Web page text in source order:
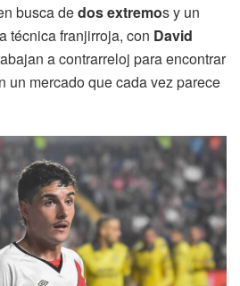
busca dedos extremos y un
técnica franjirroja, con David
a contrarreloj para encontrar
un mercado que cada vez parece